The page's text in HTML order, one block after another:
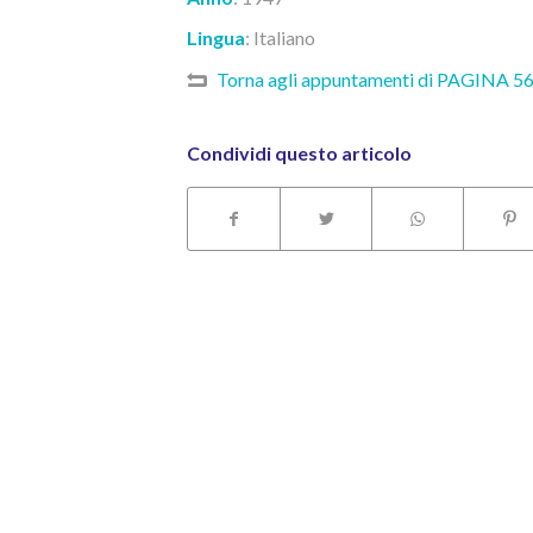
Lingua: Italiano
Torna agli appuntamenti di PAGINA 56
Condividi questo articolo